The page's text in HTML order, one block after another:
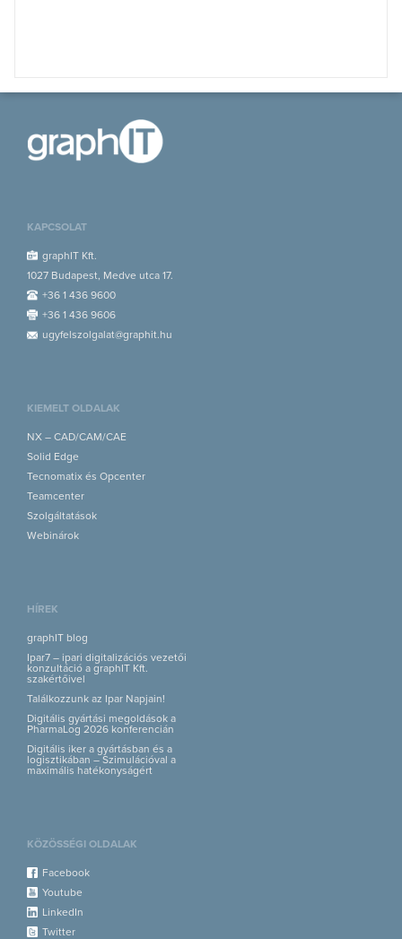
KAPCSOLAT
graphIT Kft.
1027 Budapest, Medve utca 17.
+36 1 436 9600
+36 1 436 9606
ugyfelszolgalat@graphit.hu
KIEMELT OLDALAK
NX – CAD/CAM/CAE
Solid Edge
Tecnomatix és Opcenter
Teamcenter
Szolgáltatások
Webinárok
HÍREK
graphIT blog
Ipar7 – ipari digitalizációs vezetői
konzultáció a graphIT Kft.
szakértőivel
Találkozzunk az Ipar Napjain!
Digitális gyártási megoldások a
PharmaLog 2026 konferencián
Digitális iker a gyártásban és a
logisztikában – Szimulációval a
maximális hatékonyságért
KÖZÖSSÉGI OLDALAK
Facebook
Youtube
LinkedIn
Twitter